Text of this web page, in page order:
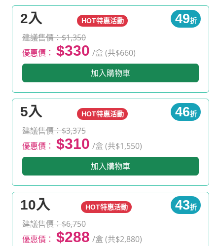
2入 HOT特惠活動 49折
建議售價：$1,350
優惠價： $330 /盒 (共$660)
加入購物車
5入 HOT特惠活動 46折
建議售價：$3,375
優惠價： $310 /盒 (共$1,550)
加入購物車
10入 HOT特惠活動 43折
建議售價：$6,750
優惠價： $288 /盒 (共$2,880)